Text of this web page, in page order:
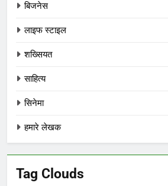
बिजनेस
लाइफ स्टाइल
शख्सियत
साहित्य
सिनेमा
हमारे लेखक
Tag Clouds